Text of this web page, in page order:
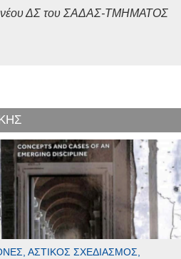
νέου ΔΣ του ΣΑΔΑΣ-ΤΜΗΜΑΤΟΣ
ΑΣΤΙΚΌΣ ΣΧΕΔΙΑΣΜΌΣ,